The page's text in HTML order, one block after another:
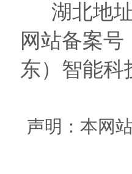
湖北地
网站备案号
东）智能科
声明：本网